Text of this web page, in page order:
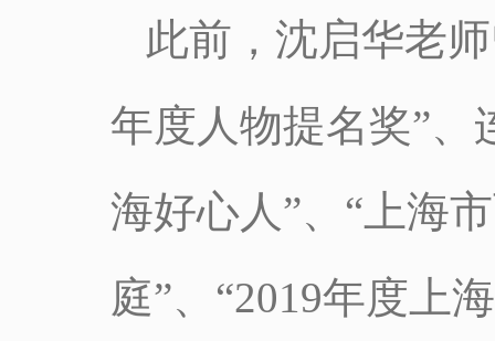
此前，沈启华老
年度人物提名奖”、
海好心人”、“上海
庭”、“2019年度上